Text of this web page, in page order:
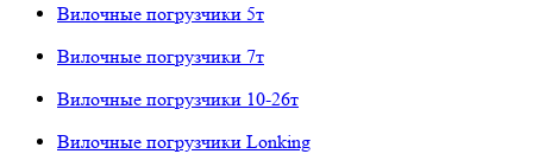
Вилочные погрузчики 5т
Вилочные погрузчики 7т
Вилочные погрузчики 10-26т
Вилочные погрузчики Lonking